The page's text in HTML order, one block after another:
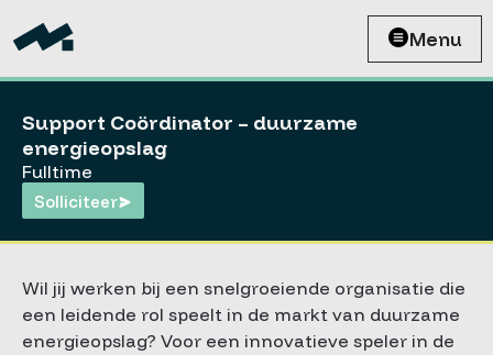
Menu
Support Coördinator – duurzame
energieopslag
Fulltime
Solliciteer
Wil jij werken bij een snelgroeiende organisatie die
een leidende rol speelt in de markt van duurzame
energieopslag? Voor een innovatieve speler in de